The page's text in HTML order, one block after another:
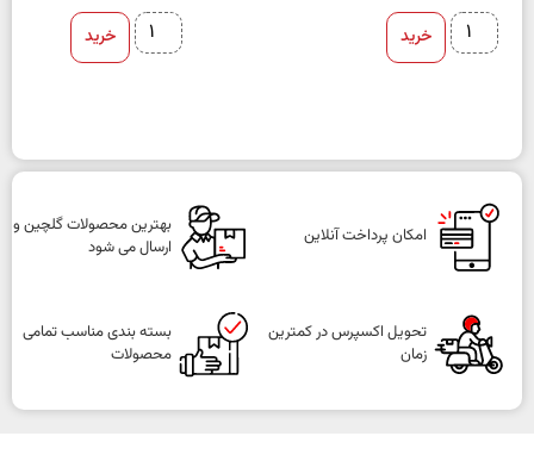
خرید خرید
امکان پرداخت آنلاین
بهترین محصولات گلچین و
ارسال می شود
تحویل اکسپرس در کمترین
زمان
بسته بندی مناسب تمامی
محصولات